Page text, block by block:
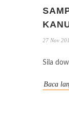
27 Nov
Sila
Baca